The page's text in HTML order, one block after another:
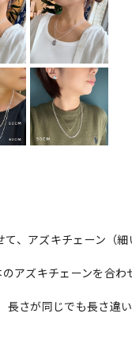
、アズキチェーン（
アズキチェーンを合わ
さが同じでも長さ違い